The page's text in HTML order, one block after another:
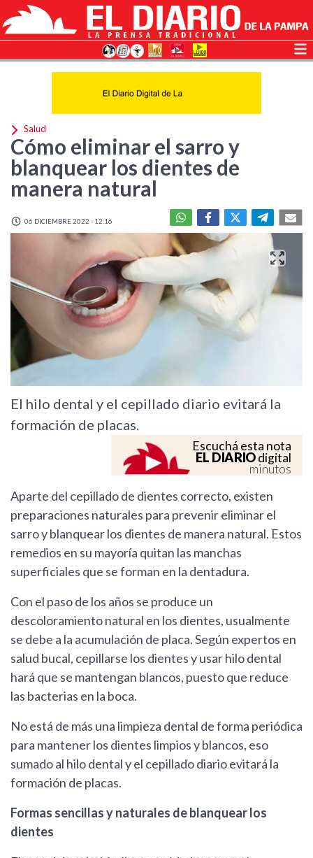
Salud
Cómo eliminar el sarro y
blanquear los dientes de
manera natural
06 DICIEMBRE 2022 - 12:16
El hilo dental y el cepillado diario evitará la
formación de placas.
Escuchá esta nota
EL DIARIOdigital
minutos
Aparte del cepillado de dientes correcto, existen
preparaciones naturales para prevenir eliminar el
sarro y blanquear los dientes de manera natural. Estos
remedios en su mayoría quitan las manchas
superficiales que se forman en la dentadura.
Con el paso de los años se produce un
descoloramiento natural en los dientes, usualmente
se debe a la acumulación de placa. Según expertos en
salud bucal, cepillarse los dientes y usar hilo dental
hará que se mantengan blancos, puesto que reduce
las bacterias en la boca.
No está de más una limpieza dental de forma periódica
para mantener los dientes limpios y blancos, eso
sumado al hilo dental y el cepillado diario evitará la
formación de placas.
Formas sencillas y naturales de blanquear los
dientes